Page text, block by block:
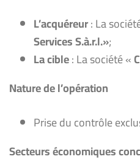
L’acquéreur: La
Services S.à.r.l.»;
La cible: La société «
Nature de l’opération
Prise du contrôle
Secteurs économiques